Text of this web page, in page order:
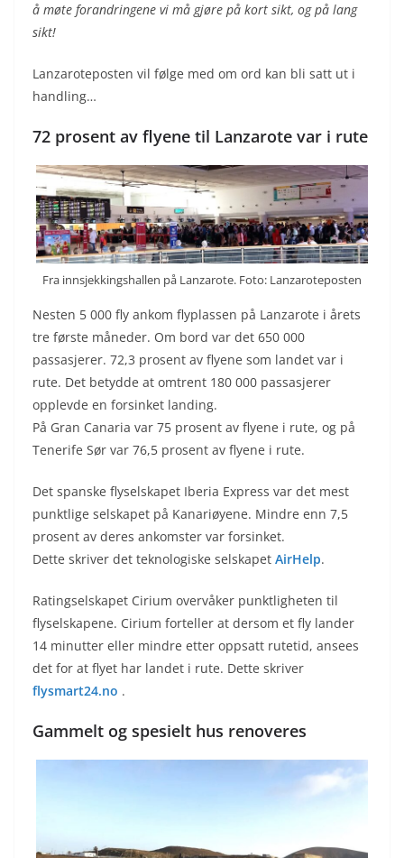
å møte forandringene vi må gjøre på kort sikt, og på lang
sikt!
Lanzaroteposten vil følge med om ord kan bli satt ut i
handling…
72 prosent av flyene til Lanzarote var i rute
Fra innsjekkingshallen på Lanzarote. Foto: Lanzaroteposten
Nesten 5 000 fly ankom flyplassen på Lanzarote i årets
tre første måneder. Om bord var det 650 000
passasjerer. 72,3 prosent av flyene som landet var i
rute. Det betydde at omtrent 180 000 passasjerer
opplevde en forsinket landing.
På Gran Canaria var 75 prosent av flyene i rute, og på
Tenerife Sør var 76,5 prosent av flyene i rute.
Det spanske flyselskapet Iberia Express var det mest
punktlige selskapet på Kanariøyene. Mindre enn 7,5
prosent av deres ankomster var forsinket.
Dette skriver det teknologiske selskapet AirHelp.
Ratingselskapet Cirium overvåker punktligheten til
flyselskapene. Cirium forteller at dersom et fly lander
14 minutter eller mindre etter oppsatt rutetid, ansees
det for at flyet har landet i rute. Dette skriver
flysmart24.no .
Gammelt og spesielt hus renoveres